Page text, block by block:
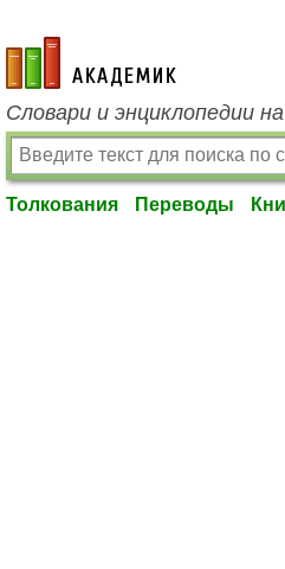
academic.ru
Словари и энциклопедии
Толкования Переводы